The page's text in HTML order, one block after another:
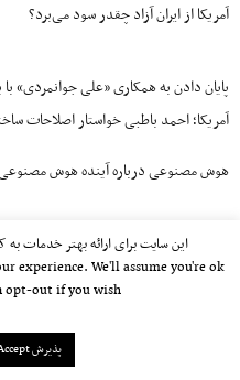
آمریکا از ایران آزاد چقدر سود می‌برد؟
پایان دادن به همکاری «علی جوانمردی»
آمریکا؛ احمد باطبی خواستار اصلاحات
هوش مصنوعی درباره آینده هوش
این سایت برای ارائه بهتر خدمات به
experience. We'll assume you're ok
out if you wish.
پذیرش Accept